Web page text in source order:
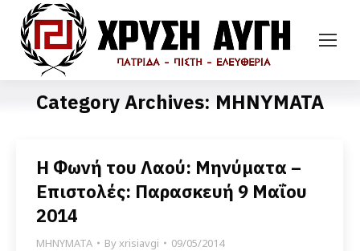
Category Archives: ΜΗΝΥΜΑΤΑ
Η Φωνή του Λαού: Μηνύματα –
Επιστολές: Παρασκευή 9 Μαΐου
2014
ΜΗΝΥΜΑΤΑ Byxrisiavgi 09/05/2014